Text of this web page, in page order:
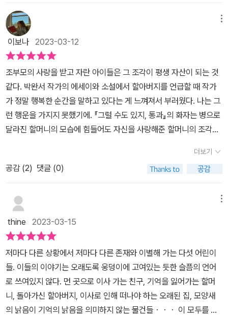
정을 나누었던 친구가 내 결혼식장에 나타났을 때에도, 이억만리 타
국에서 쿵쿵대며 다투고 토라졌던 친구와의 시간들도. #잘헤어졌어
의 후속편 같은 내 이야기이도 앞으로 내 꼬마에게 일어나기도 할 이
이야기에 나는 더욱 뜨겁게 박수와 응원을 보낼 것이다.
내가 태어나기도 전부터, 투병 생활을 하느라 늘 몸이 편찮으셨던 우
리 할머니. 그래서 그녀와 특별한 추억이 없는 난, 할머니가 죽었다는
데 손녀된 입장에서 어떻게 반응해야 할 줄 몰라 조금 어리둥절했던
것 같다. 마냥 슬퍼하기에는 어색하고 싱숭생숭하고, 그렇다고 또 아
주 안 슬픈 건 아니었던 여러모로 종잡을 수 없는 이상한 감정!그것은
비단 열 살의 나에게만 찾아왔던 감정이 아닐 테다. 만남과 시작이 더
욱 익숙할 어린이들에게 이별은 너무 낯설고 이상한 게 아닐까. 마치,
어떻게 반응해야 할 줄 모르겠는 처음 맞닥뜨린 괴물 장난감처럼...?
문지아이들에서 출간한 『잘 헤어졌어』는 제목만 봐도 감이 딱! 올 정
도로 “이별”에 관한 이야기다. 참고로, 장편동화가 아닌 다섯 편의 단
편 동화가 실려 있는 동화집이며 각 단편의 제목들은 아래와 같다.-
「내 친구의 눈」(친구의 눈이 어쨌다고?)-「그럴 수도 있지, 통과」(뭔
나)-「상태 씨와 이사」(상태 씨는 또 누굴까... 읽는 동안에도 거의 마
지막까지 궁금증은 계속됨)사실 어른이 읽어도 뼈저리게 공감되고 와
닿는 구절과 대목이 곳곳에 존재하는 동화였다. 읽는 내내 위로받거
나 이해받는 기분이 들었다. 문득, 어른들이 왜 동화를 찾는지 알 것
같다는 생각이 들었다.그러니, 부모님과 아이가 함께 읽어도 좋겠
다.“나는 이제 1년 전에 할머니와 헤어졌다는 걸 안다. 13년 전에 내
가 태어났고, 12년 전부터 혼자서 걷게 되고, 올해 초에 중학생이 된
것처럼 나는 1년 전에 내가 13년 동안 알아 왔던 할머니와 헤어진 것
이보나 2023-03-12
조부모의 사랑을 받고 자란 아이들은 그 조각이 평생 자산이 되는 것
같다. 박완서 작가의 에세이와 소설에서 할아버지를 언급할 때 작가
가 정말 행복한 순간을 말하고 있다는 게 느껴져서 부러웠다. 나는 그
런 행운을 가지지 못했기에. 『그럴 수도 있지, 통과』의 화자는 병으로
달라진 할머니의 모습에 힘들어도 자신을 사랑해준 할머니의 조각들
가신 할아버지와 나눈 추억과 사랑의 조각을 소중히 간직한다. 아마
도 이 아이들은 살아가면서 그 조각으로 힘든 일을 버틸 수 있을 것이
다. 그런 기억은 잊히지 않으니까.『누가 토요일을 훔쳐 갔다』의 윤주
와 『잘 헤어졌어』의 민채에게서 나를 봤다. 어릴 때 억울함에 쓰던 차
인간 관계에서 항상 먼저 손을 놓는 입장인 나에게 민채의 모습도 있
다. 나도 한 번쯤 손을 내밀어야 했을까. 하지만 점점 손을 놓는 순간
이 더 많아진다.난 어릴 때 책을 안 읽던 아이였다. 그래서 기억나는
동화책이 하나도 없다는 게 어른이 돼서 후회가 된다. 그래서 지금 동
화책을 좋아하는 건지도._P.78나는 이제 1년 전에 할머니와 헤어졌
다는 걸 안다. 13년 전에 내가 태어났고, 12년 전부터 혼자 걷게 되고,
올해 초에 중학생이 된 것처럼 나는 1년 전에 내가 13년 동안 알아 왔
더보기
공감 (2) 댓글 (0)
thine 2023-03-15
저마다 다른 상황에서 저마다 다른 존재와 이별해 가는 다섯 어린이
들. 이들의 이야기는 오래도록 웅덩이에 고여있는 듯한 슬픔의 언어
로 쓰여있지 않다. 먼 곳으로 이사 가는 친구, 기억을 잃어가는 할머
니, 돌아가신 할아버지, 이사로 인해 떠나야 하는 오래된 집, 모양새
의 낡음이 기억의 낡음을 의미하지 않는 물건들・・・ 이 모두를 둘